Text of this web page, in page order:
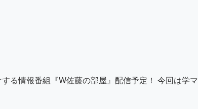
る情報番組『W佐藤の部屋』配信予定！ 今回は学マ